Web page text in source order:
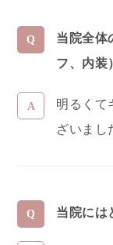
当院全体
フ、内装）
明るくて
ざいまし
当院には